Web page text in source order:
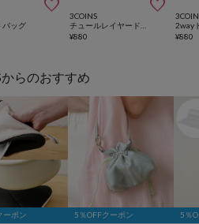

バッグ

3COINS
¥880
2way
¥880
らのおすすめ
ーポン 5％OFFクーポン 5％